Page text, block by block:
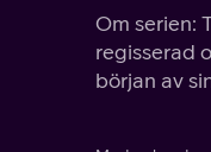
Om serien:
regisserad
början av